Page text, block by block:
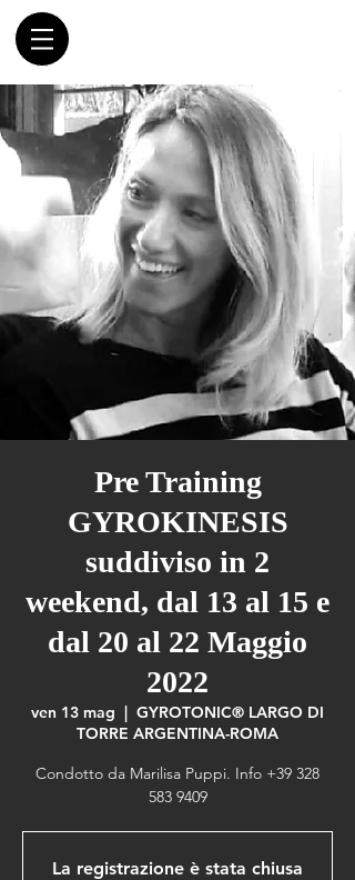
Pre Training
GYROKINESIS
suddiviso in 2
weekend, dal 13 al 15 e
dal 20 al 22 Maggio
2022
ven 13 mag
  |
GYROTONIC® LARGO DI
TORRE ARGENTINA-ROMA
Condotto da Marilisa Puppi. Info +39 328
583 9409
La registrazione è stata chiusa